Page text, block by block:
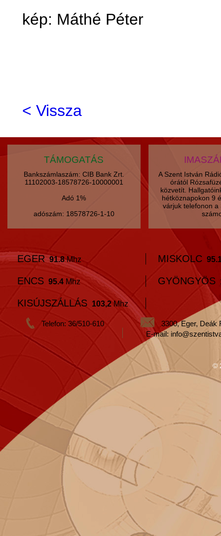
kép: Máthé Péter
< Vissza
TÁMOGATÁS
Bankszámlaszám: CIB Bank Zrt.
11102003-18578726-10000001
Adó 1%
adószám: 18578726-1-10
A Szent István
órától
közvetít.
hétköznapokon 9
várjuk telefonon
EGER 91.8Mhz MISKOLC
ENCS 95.4 Mhz GYÖNGYÖS
KISÚJSZÁLLÁS 103,2 Mhz
Telefon: 36/510-610
3300, Eger, Deák
E-mail:
©